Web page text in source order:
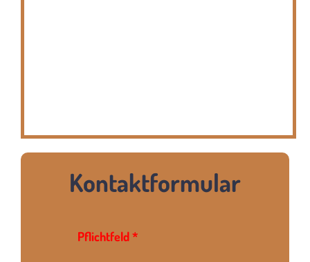
Kontaktformular
Pflichtfeld *